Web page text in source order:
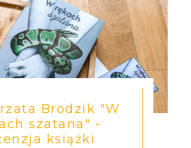
Brodzik "W
szatana" -
książki